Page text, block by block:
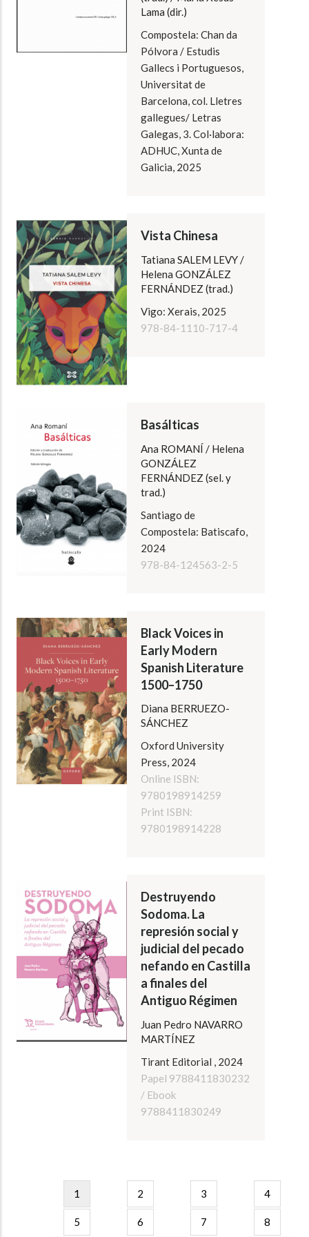
Lama (dir.)
Compostela: Chan da
Pólvora / Estudis
Gallecs i Portuguesos,
Universitat de
Barcelona, col. Lletres
gallegues/ Letras
Galegas, 3. Col·labora:
ADHUC, Xunta de
Galicia, 2025
Vista Chinesa
Tatiana SALEM LEVY /
Helena GONZÁLEZ
FERNÁNDEZ (trad.)
Vigo: Xerais, 2025
978-84-1110-717-4
Basálticas
Ana ROMANÍ / Helena
GONZÁLEZ
FERNÁNDEZ (sel. y
trad.)
Santiago de
Compostela: Batiscafo,
2024
978-84-124563-2-5
Black Voices in
Early Modern
Spanish Literature
1500–1750
Diana BERRUEZO-
SÁNCHEZ
Oxford University
Press, 2024
Online ISBN:
9780198914259
Print ISBN:
9780198914228
Destruyendo
Sodoma. La
represión social y
judicial del pecado
nefando en Castilla
a finales del
Antiguo Régimen
Juan Pedro NAVARRO
MARTÍNEZ
Tirant Editorial , 2024
Papel 9788411830232
/ Ebook
9788411830249
Pàgina
actual
1 Page
2 Page
3 Page
4
Page
5 Page
6 Page
7 Page
8